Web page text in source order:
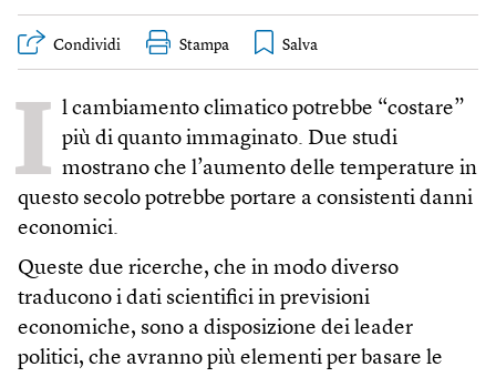
Condividi Stampa
I l cambiamento climatico potrebbe “costare”
più di quanto immaginato. Due studi
mostrano che l’aumento delle temperature in
questo secolo potrebbe portare a consistenti danni
economici.
Queste due ricerche, che in modo diverso
traducono i dati scientifici in previsioni
economiche, sono a disposizione dei leader
politici, che avranno più elementi per basare le